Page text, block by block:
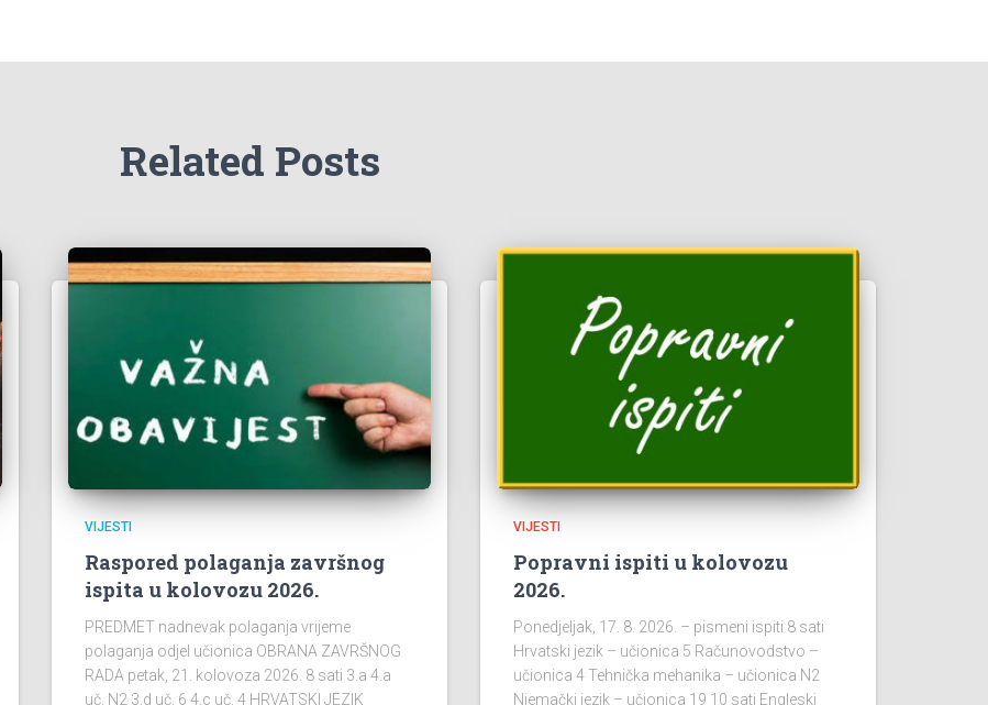
Related Posts
VIJESTI
Raspored polaganja završnog
ispita u kolovozu 2026.
PREDMET nadnevak polaganja vrijeme
polaganja odjel učionica OBRANA ZAVRŠNOG
RADA petak, 21. kolovoza 2026. 8 sati 3.a 4.a
uč. N2 3.d uč. 6 4.c uč. 4 HRVATSKI JEZIK
VIJESTI
Popravni ispiti u kolovozu
2026.
Ponedjeljak, 17. 8. 2026. – pismeni ispiti 8 sati
Hrvatski jezik – učionica 5 Računovodstvo –
učionica 4 Tehnička mehanika – učionica N2
Njemački jezik – učionica 19 10 sati Engleski